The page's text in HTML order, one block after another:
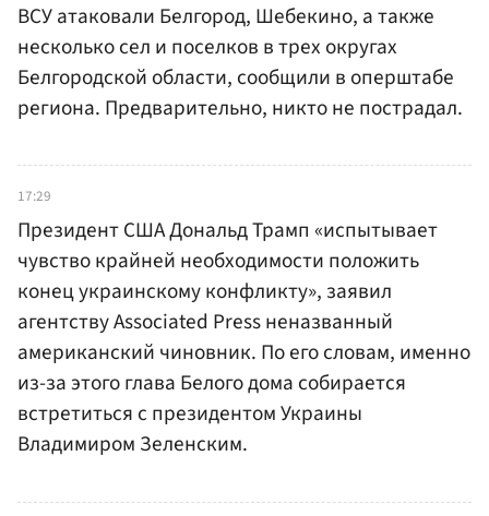
ВСУ атаковали Белгород, Шебекино, а также
несколько сел и поселков в трех округах
Белгородской области, сообщили в оперштабе
региона. Предварительно, никто не пострадал.
17:29
Президент США Дональд Трамп «испытывает
чувство крайней необходимости положить
конец украинскому конфликту», заявил
агентству Associated Press неназванный
американский чиновник. По его словам, именно
из-за этого глава Белого дома собирается
встретиться с президентом Украины
Владимиром Зеленским.